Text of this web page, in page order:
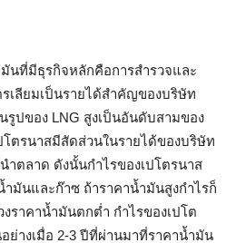
นที่มีธุรกิจหลักคือการสำรวจและ
เลียมเป็นรายได้สำคัญของบริษัท
รูปของ LNG สูงเป็นอันดับสามของ
ตรนาสมีสัดส่วนในรายได้ของบริษัท
ำตลาด ดังนั้นกำไรของเปโตรนาส
มันและก๊าซ ถ้าราคาน้ำมันสูงกำไรก็
ราคาน้ำมันตกต่ำ กำไรของเปโต
ย่างเมื่อ 2-3 ปีที่ผ่านมาที่ราคาน้ำมัน